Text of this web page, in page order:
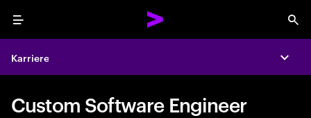
Menu
Karriere
Custom Software Engineer